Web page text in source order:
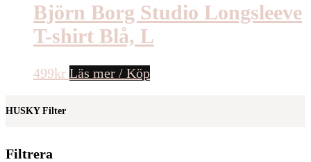
Björn Borg Studio Longsleeve
T-shirt Blå, L
499kr Läs mer / Köp
HUSKY Filter
Filtrera